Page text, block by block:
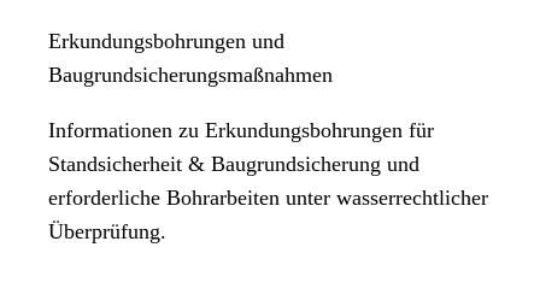
Erkundungsbohrungen und
Baugrundsicherungsmaßnahmen
Informationen zu Erkundungsbohrungen für
Standsicherheit & Baugrundsicherung und
erforderliche Bohrarbeiten unter wasserrechtlicher
Überprüfung.